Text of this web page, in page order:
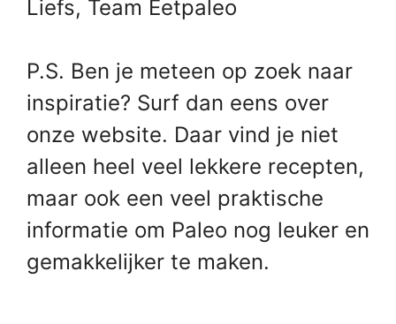
Liefs, Team Eetpaleo
P.S. Ben je meteen op zoek naar
inspiratie? Surf dan eens over
onze website. Daar vind je niet
alleen heel veel lekkere recepten,
maar ook een veel praktische
informatie om Paleo nog leuker en
gemakkelijker te maken.